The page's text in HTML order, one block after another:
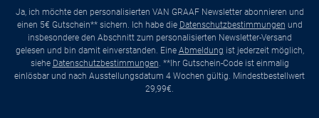
Ja, ich möchte den personalisierten VAN GRAAF Newsletter abonnieren und
einen 5€ Gutschein** sichern. Ich habe die Datenschutzbestimmungen und
insbesondere den Abschnitt zum personalisierten Newsletter-Versand
gelesen und bin damit einverstanden. Eine Abmeldung ist jederzeit möglich,
siehe Datenschutzbestimmungen. **Ihr Gutschein-Code ist einmalig
einlösbar und nach Ausstellungsdatum 4 Wochen gültig. Mindestbestellwert
29,99€.